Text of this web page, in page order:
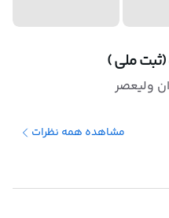
(ثبت ملی )
ولیعصر
مشاهده همه نظرات